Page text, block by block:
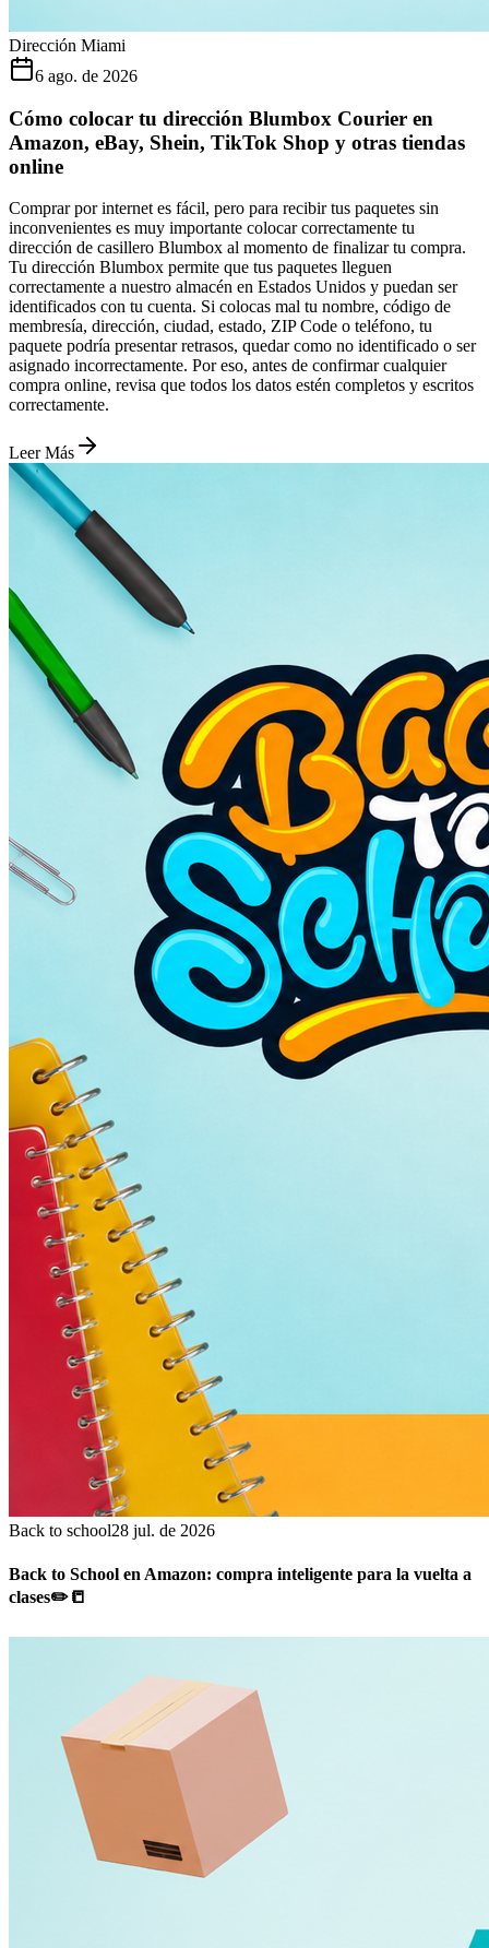
Dirección Miami
6 ago. de 2026
Cómo colocar tu dirección Blumbox Courier en
Amazon, eBay, Shein, TikTok Shop y otras tiendas
online
Comprar por internet es fácil, pero para recibir tus paquetes sin
inconvenientes es muy importante colocar correctamente tu
dirección de casillero Blumbox al momento de finalizar tu compra.
Tu dirección Blumbox permite que tus paquetes lleguen
correctamente a nuestro almacén en Estados Unidos y puedan ser
identificados con tu cuenta. Si colocas mal tu nombre, código de
membresía, dirección, ciudad, estado, ZIP Code o teléfono, tu
paquete podría presentar retrasos, quedar como no identificado o ser
asignado incorrectamente. Por eso, antes de confirmar cualquier
compra online, revisa que todos los datos estén completos y escritos
correctamente.
Leer Más
Back to school28 jul. de 2026
Back to School en Amazon: compra inteligente para la vuelta a
clases✏️📒